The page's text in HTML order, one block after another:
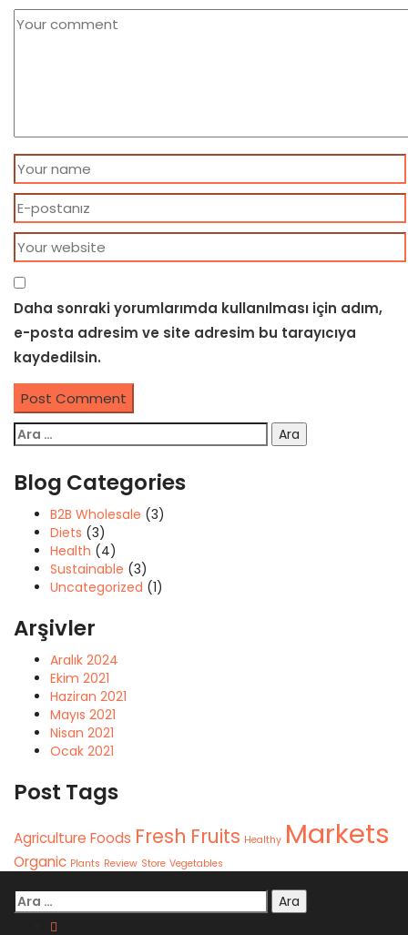
Daha sonraki yorumlarımda kullanılması için adım,
e-posta adresim ve site adresim bu tarayıcıya
kaydedilsin.
Post Comment
Arama:
Blog Categories
B2B Wholesale (3)
Diets (3)
Health (4)
Sustainable (3)
Uncategorized (1)
Arşivler
Aralık 2024
Ekim 2021
Haziran 2021
Mayıs 2021
Nisan 2021
Ocak 2021
Post Tags
Agriculture Foods Fresh Fruits Healthy Markets
Organic Plants Review Store Vegetables
Arama: